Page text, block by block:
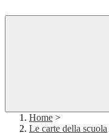
Home >
Le carte della scuola